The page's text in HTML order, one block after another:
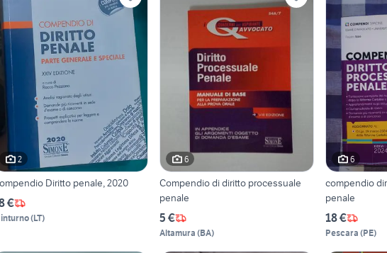
2
Diritto penale, 2020
€
(LT)
6
Compendio di diritto processuale
penale
5 €
Altamura (BA)
6
compendio
penale
18 €
Pescara (PE)